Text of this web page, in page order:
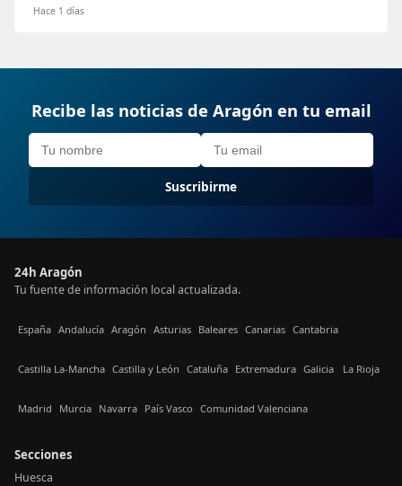
Hace 1 días
Recibe las noticias de Aragón en tu email
Suscribirme
24h Aragón
Tu fuente de información local actualizada.
España Andalucía Aragón Asturias Baleares Canarias Cantabria
Castilla La-Mancha Castilla y León Cataluña Extremadura Galicia La Rioja
Madrid Murcia Navarra País Vasco Comunidad Valenciana
Secciones
Huesca